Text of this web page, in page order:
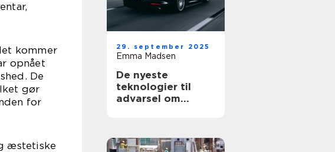
kommer
opnået
De
gør
for
æstetiske
29. september 2025
Emma Madsen
De nyeste
teknologier til
advarsel om